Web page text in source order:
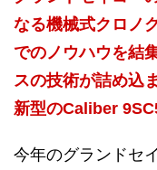
なる機械式クロノ
でのノウハウを結
スの技術が詰め込
新型のCaliber
今年のグランドセ